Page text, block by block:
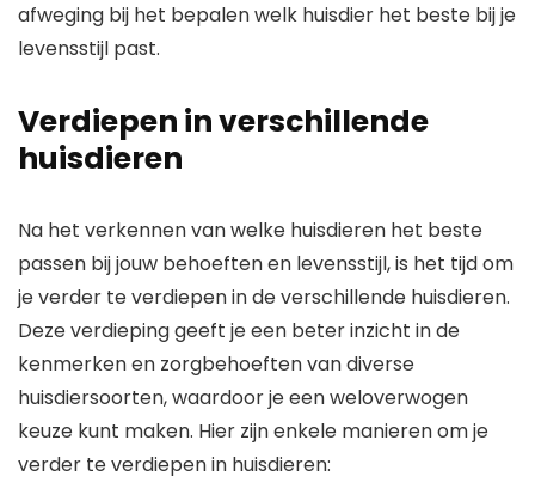
afweging bij het bepalen welk huisdier het beste bij je
levensstijl past.
Verdiepen in verschillende
huisdieren
Na het verkennen van welke huisdieren het beste
passen bij jouw behoeften en levensstijl, is het tijd om
je verder te verdiepen in de verschillende huisdieren.
Deze verdieping geeft je een beter inzicht in de
kenmerken en zorgbehoeften van diverse
huisdiersoorten, waardoor je een weloverwogen
keuze kunt maken. Hier zijn enkele manieren om je
verder te verdiepen in huisdieren: